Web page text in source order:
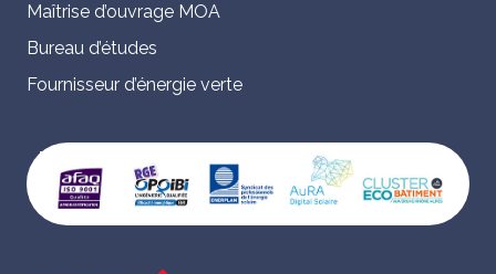
Maîtrise d’ouvrage MOA
Bureau d’études
Fournisseur d’énergie verte